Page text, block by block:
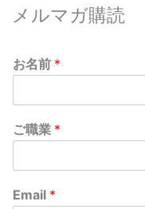
メルマガ購読
お名前 *
ご職業 *
Email *